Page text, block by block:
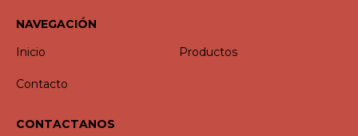
NAVEGACIÓN
Inicio
Productos
Contacto
CONTACTANOS